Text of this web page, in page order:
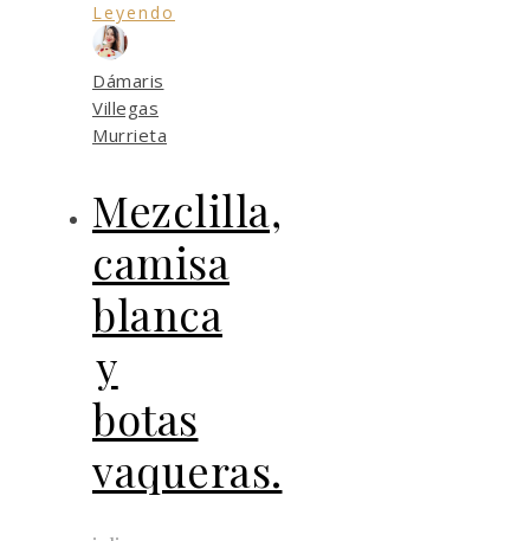
Leyendo
Dámaris
Villegas
Murrieta
Mezclilla,
camisa
blanca
y
botas
vaqueras.